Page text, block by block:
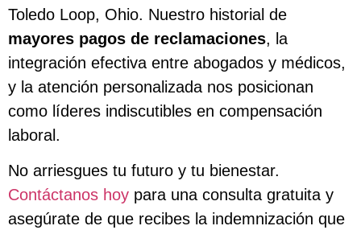
Toledo Loop, Ohio. Nuestro historial de
mayores pagos de reclamaciones, la
integración efectiva entre abogados y médicos,
y la atención personalizada nos posicionan
como líderes indiscutibles en compensación
laboral.
No arriesgues tu futuro y tu bienestar.
Contáctanos hoy para una consulta gratuita y
asegúrate de que recibes la indemnización que